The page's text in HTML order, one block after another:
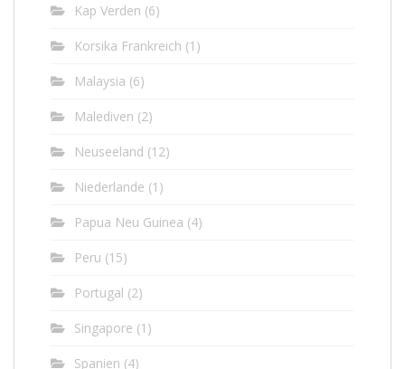
Kap Verden (6)
Korsika Frankreich (1)
Malaysia (6)
Malediven (2)
Neuseeland (12)
Niederlande (1)
Papua Neu Guinea (4)
Peru (15)
Portugal (2)
Singapore (1)
Spanien (4)